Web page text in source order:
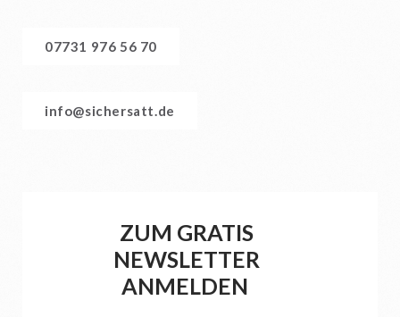
07731 976 56 70
info@sichersatt.de
ZUM GRATIS
NEWSLETTER
ANMELDEN